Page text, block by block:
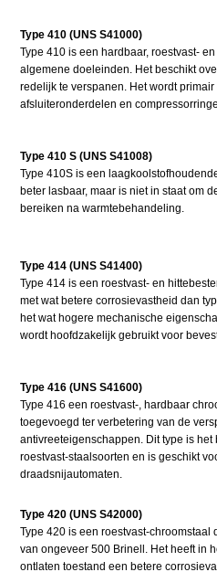
Type 410 (UNS S41000)
Type 410 is een hardbaar, roestvast-
algemene doeleinden. Het beschikt
redelijk te verspanen. Het wordt primair
afsluiteronderdelen en
Type 410 S (UNS S41008)
Type 410S is een
beter lasbaar, maar is niet in staat om
bereiken na warmtebehandeling.
Type 414 (UNS S41400)
Type 414 is een roestvast- en
met wat betere corrosievastheid dan
het wat hogere mechanische
wordt hoofdzakelijk gebruikt voor
Type 416 (UNS S41600)
Type 416 een roestvast-, hardbaar
toegevoegd ter verbetering van de
antivreeteigenschappen. Dit type is het
roestvast-staalsoorten en is geschikt
draadsnijautomaten.
Type 420 (UNS S42000)
Type 420 is een roestvast-chroomstaal
van ongeveer 500 Brinell. Het heeft in
ontlaten toestand een betere